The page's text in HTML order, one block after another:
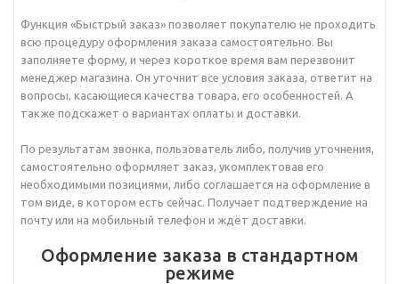
Функция «Быстрый заказ» позволяет покупателю не проходить
всю процедуру оформления заказа самостоятельно. Вы
заполняете форму, и через короткое время вам перезвонит
менеджер магазина. Он уточнит все условия заказа, ответит на
вопросы, касающиеся качества товара, его особенностей. А
также подскажет о вариантах оплаты и доставки.
По результатам звонка, пользователь либо, получив уточнения,
самостоятельно оформляет заказ, укомплектовав его
необходимыми позициями, либо соглашается на оформление в
том виде, в котором есть сейчас. Получает подтверждение на
почту или на мобильный телефон и ждёт доставки.
Оформление заказа в стандартном
режиме